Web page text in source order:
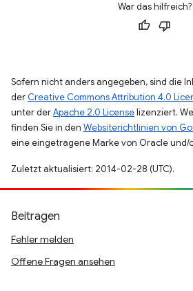
War das hilfreich?
Sofern nicht anders angegeben, sind die
der Creative Commons Attribution 4.0
unter derApache 2.0 Licenselizenziert.
finden Sie in den Websiterichtlinien von
eine eingetragene Marke von Oracle und/
Zuletzt aktualisiert: 2014-02-28 (UTC).
Beitragen
Fehler melden
Offene Fragen ansehen